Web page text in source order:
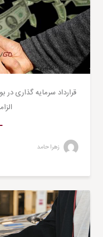
قرارداد سرمایه گذاری
زهرا حامد